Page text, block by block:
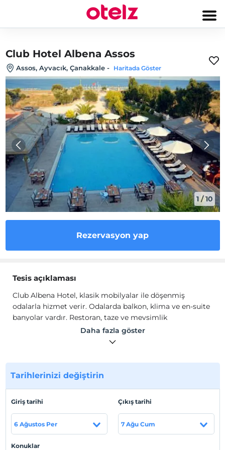
Club Hotel Albena Assos
Assos, Ayvacık, Çanakkale - Haritada Göster
1 /10
Rezervasyon yap
Tesis açıklaması
Club Albena Hotel, klasik mobilyalar ile döşenmiş
odalarla hizmet verir. Odalarda balkon, klima ve en-suite
banyolar vardır. Restoran, taze ve mevsimlik
malzemelerle hazırlanan yöresel yemekler servis eder.
Konuklar bardan aldıkları içeceklerle serinlerken açık
Kadırga Koyu otele yakındır.
Club Albena Hotel, klasik mobilyalar ile döşenmiş
malzemelerle hazırlanan yöresel yemekler servis eder.
Konuklar bardan aldıkları içeceklerle serinlerken açık
yüzme havuzunun tadını çıkarabilir. Assos'un popüler
Daha fazla göster
Tarihlerinizi değiştirin
Giriş tarihi
6 Ağustos Per
Çıkış tarihi
7 Ağu Cum
Konuklar